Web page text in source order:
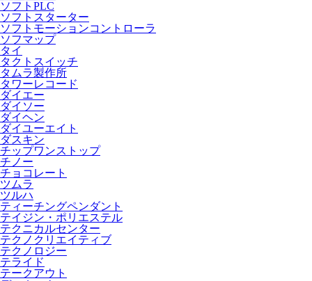
ソフトPLC
ソフトスターター
ソフトモーションコントローラ
ソフマップ
タイ
タクトスイッチ
タムラ製作所
タワーレコード
ダイエー
ダイソー
ダイヘン
ダイユーエイト
ダスキン
チップワンストップ
チノー
チョコレート
ツムラ
ツルハ
ティーチングペンダント
テイジン・ポリエステル
テクニカルセンター
テクノクリエイティブ
テクノロジー
テライド
テークアウト